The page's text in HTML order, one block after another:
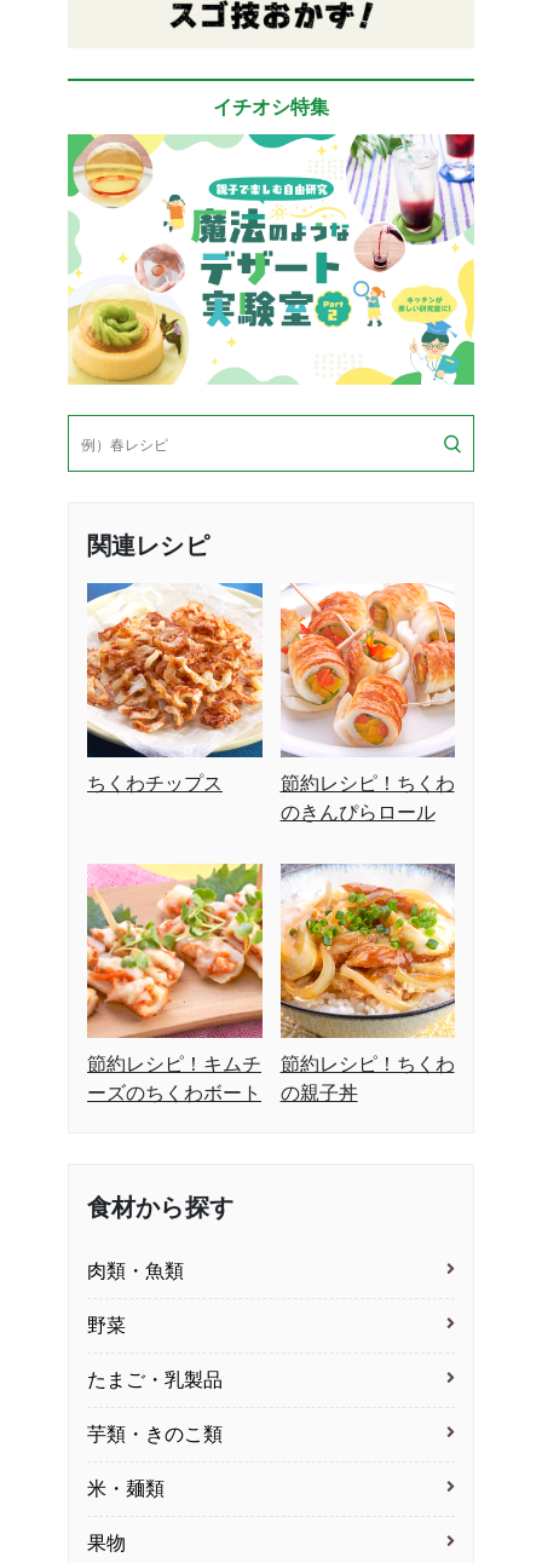
イチオシ特集
検
索
関連レシピ
ちくわチップス
節約レシピ！ちくわ
のきんぴらロール
節約レシピ！キムチ
ーズのちくわボート
節約レシピ！ちくわ
の親子丼
食材から探す
肉類・魚類
野菜
たまご・乳製品
芋類・きのこ類
米・麺類
果物